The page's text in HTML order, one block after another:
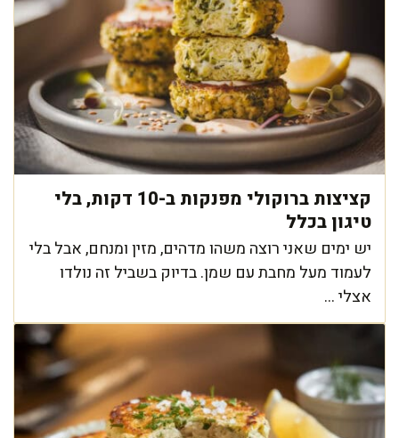
קציצות ברוקולי מפנקות ב-10 דקות, בלי
טיגון בכלל
יש ימים שאני רוצה משהו מדהים, מזין ומנחם, אבל בלי
לעמוד מעל מחבת עם שמן. בדיוק בשביל זה נולדו
אצלי ...